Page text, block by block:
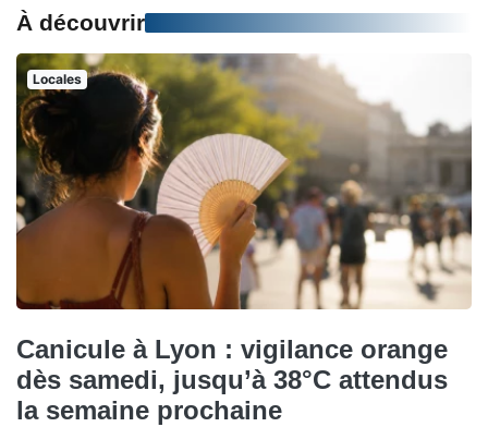
À découvrir
Locales
Canicule à Lyon : vigilance orange
dès samedi, jusqu’à 38°C attendus
la semaine prochaine